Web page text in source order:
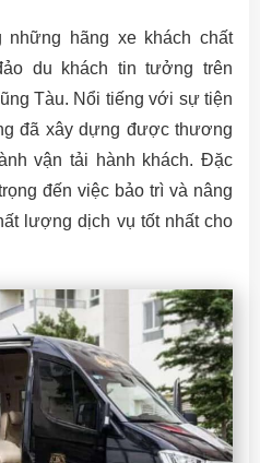
những hãng xe khách chất
du khách tin tưởng trên
Tàu. Nổi tiếng với sự tiện
đã xây dựng được thương
vận tải hành khách. Đặc
đến việc bảo trì và nâng
lượng dịch vụ tốt nhất cho